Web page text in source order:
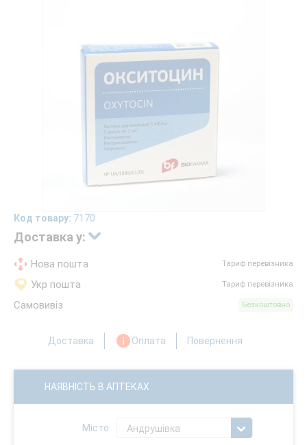
Код товару: 7170
Доставка у:
Нова пошта Тариф перевізника
Укр пошта Тариф перевізника
Самовивіз Безкоштовно
Доставка Оплата Повернення
НАЯВНІСТЬ В АПТЕКАХ
Місто Андрушівка